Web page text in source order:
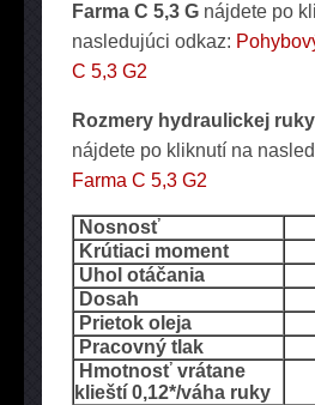
Farma C 5,3 G nájdete po
nasledujúci odkaz:
C 5,3 G2
Rozmery hydraulickej
nájdete po kliknutí na
Farma C 5,3 G2
Nosnosť
Krútiaci moment
Uhol otáčania
Dosah
Prietok oleja
Pracovný tlak
Hmotnosť vrátane
klieští 0,12*/váha ruky